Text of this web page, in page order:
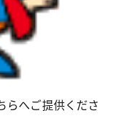
らへご提供くださ